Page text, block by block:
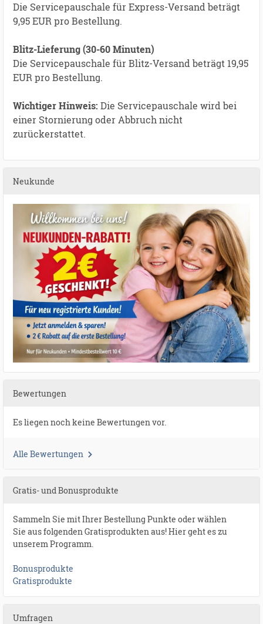
Die Servicepauschale für Express-Versand beträgt
9,95 EUR pro Bestellung.
Blitz-Lieferung (30-60 Minuten)
Die Servicepauschale für Blitz-Versand beträgt 19,95
EUR pro Bestellung.
Wichtiger Hinweis: Die Servicepauschale wird bei
einer Stornierung oder Abbruch nicht
zurückerstattet.
Neukunde
Bewertungen
Es liegen noch keine Bewertungen vor.
Alle Bewertungen
Gratis- und Bonusprodukte
Sammeln Sie mit Ihrer Bestellung Punkte oder wählen
Sie aus folgenden Gratisprodukten aus! Hier geht es zu
unserem Programm.
Bonusprodukte
Gratisprodukte
Umfragen